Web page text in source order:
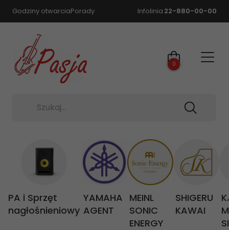
Godziny otwarciaPorady Infolinia 22-880-00-00
Szukaj...
0
PA i Sprzęt
nagłośnieniowy
YAMAHA
AGENT
MEINL
SONIC
ENERGY
SHIGERU
KAWAI